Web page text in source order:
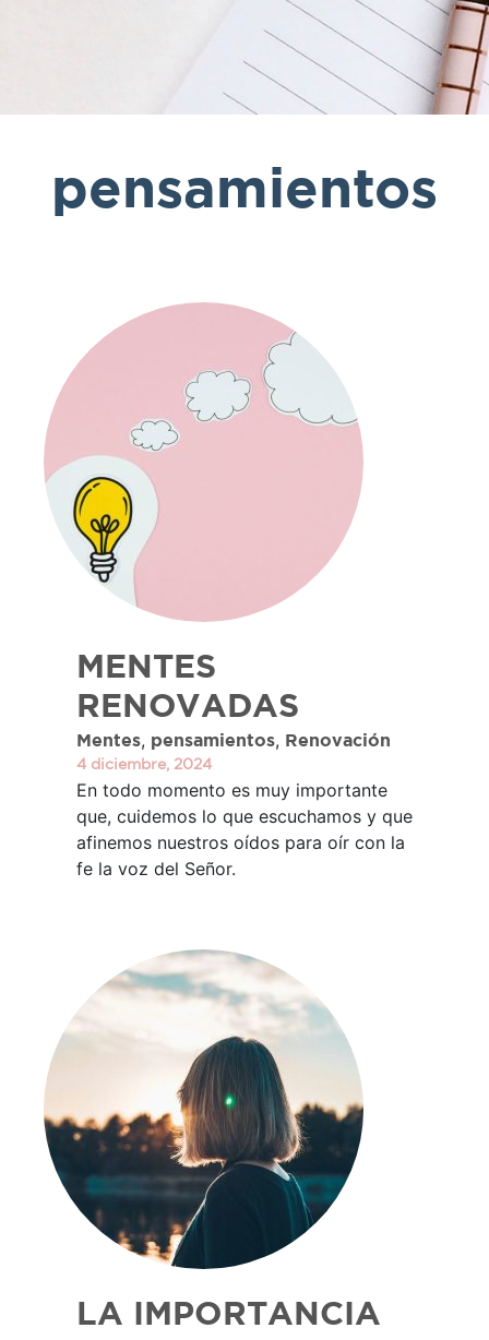
pensamientos
MENTES
RENOVADAS
Mentes, pensamientos, Renovación
4 diciembre, 2024
En todo momento es muy importante
que, cuidemos lo que escuchamos y que
afinemos nuestros oídos para oír con la
fe la voz del Señor.
LA IMPORTANCIA